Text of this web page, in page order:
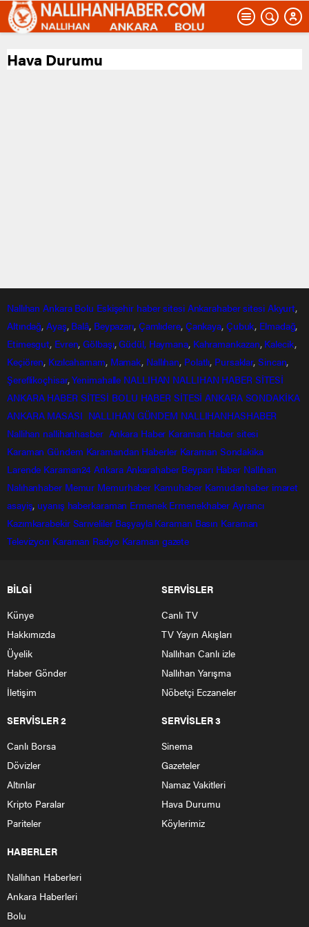
Hava Durumu
Nallıhan Ankara Bolu Eskişehir haber sitesi Ankarahabersitesi Akyurt,
Altındağ,Ayaş, Balâ, Beypazarı, Çamlıdere, Çankaya, Çubuk, Elmadağ,
Etimesgut, Evren,Gölbaşı,Güdül, Haymana, Kahramankazan, Kalecik,
Keçiören, Kızılcahamam, Mamak, Nallıhan, Polatlı, Pursaklar,Sincan,
Şereflikoçhisar,Yenimahalle NALLIHAN NALLIHAN HABER SİTESİ
ANKARA HABER SİTESİ BOLU HABER SİTESİ ANKARA SONDAKİKA
ANKARA MASASI NALLIHAN GÜNDEM NALLIHANHASHABER
Nallihan nallihanhasber Ankara Haber Karaman Haber sitesi
Karaman Gündem Karamandan Haberler Karaman Sondakika
Larende Karaman24 Ankara Ankarahaber Beyparı Haber Nallıhan
Nalıhanhaber Memur Memurhaber Kamuhaber Kamudanhaber imaret
asayiş, uyanış haberkaraman Ermenek Ermenekhaber Ayrancı
Kazımkarabekir Sarıveliler Başyayla Karaman Basın Karaman
Televizyon Karaman Radyo Karaman gazete
BİLGİ
Künye
Hakkımızda
Üyelik
Haber Gönder
İletişim
SERVİSLER
Canlı TV
TV Yayın Akışları
Nallıhan Canlı izle
Nallıhan Yarışma
Nöbetçi Eczaneler
SERVİSLER 2
Canlı Borsa
Dövizler
Altınlar
Kripto Paralar
Pariteler
SERVİSLER 3
Sinema
Gazeteler
Namaz Vakitleri
Hava Durumu
Köylerimiz
HABERLER
Nallıhan Haberleri
Ankara Haberleri
Bolu